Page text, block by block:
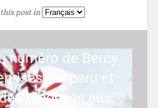
post in
numéro de Bercy
est paru et
réponses aux